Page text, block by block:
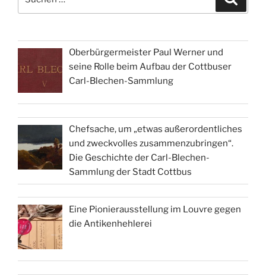
nach:
Oberbürgermeister Paul Werner und
seine Rolle beim Aufbau der Cottbuser
Carl-Blechen-Sammlung
Chefsache, um „etwas außerordentliches
und zweckvolles zusammenzubringen“.
Die Geschichte der Carl-Blechen-
Sammlung der Stadt Cottbus
Eine Pionierausstellung im Louvre gegen
die Antikenhehlerei